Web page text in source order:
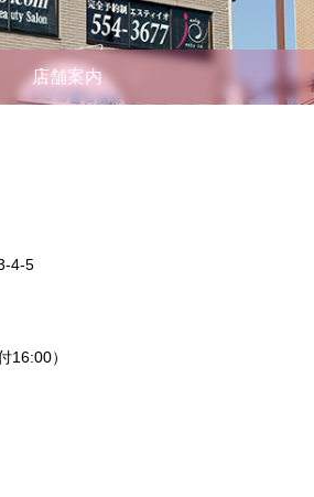
店舗案内
4-5
16:00）